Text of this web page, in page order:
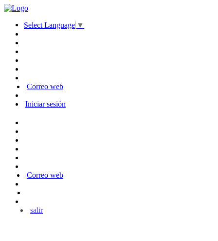
Select Language ▼
Correo web
Iniciar sesión
Correo web
salir